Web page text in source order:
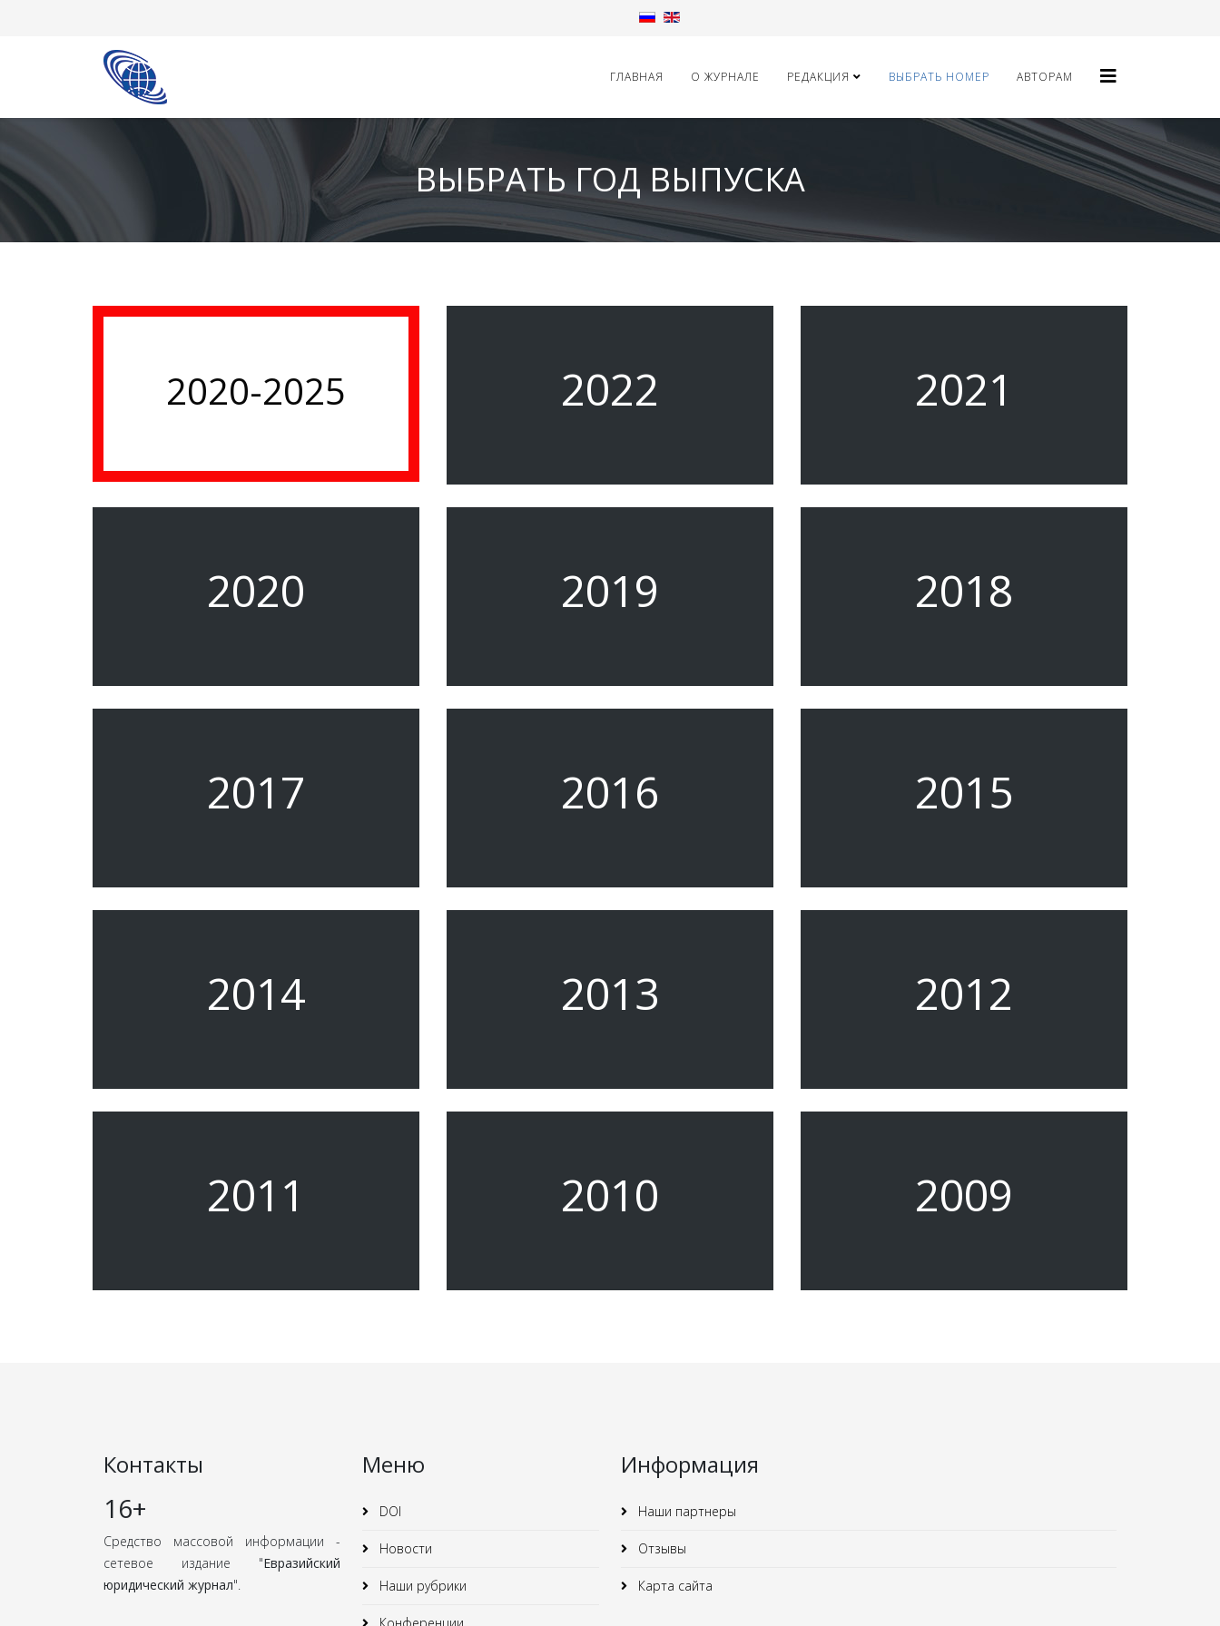
ГЛАВНАЯ О ЖУРНАЛЕ РЕДАКЦИЯ ВЫБРАТЬ НОМЕР АВТОРАМ
ВЫБРАТЬ ГОД ВЫПУСКА
2020-2025 2022 2021
2020 2019 2018
2017 2016 2015
2014 2013 2012
2011 2010 2009
Контакты
16+
Средство массовой информации -
сетевое издание "Евразийский
юридический журнал".
Меню
DOI
Новости
Наши рубрики
Информация
Наши партнеры
Отзывы
Карта сайта